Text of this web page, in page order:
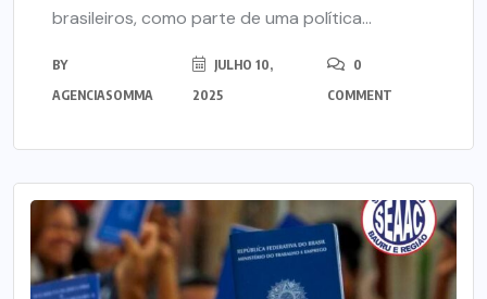
brasileiros, como parte de uma política...
BY
AGENCIASOMMA
JULHO 10,
2025
0
COMMENT